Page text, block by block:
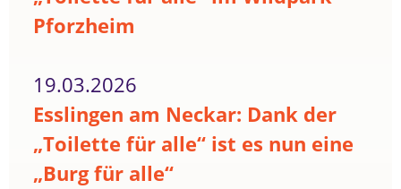
Pforzheim
19.03.2026
Esslingen am Neckar: Dank der
„Toilette für alle“ ist es nun eine
„Burg für alle“